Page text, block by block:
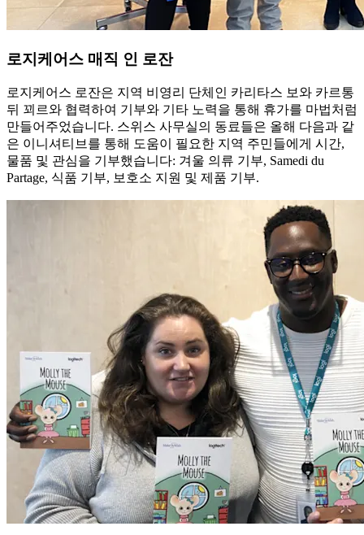
로지케어스 매직 인 로잔
로지케어스 로잔은 지역 비영리 단체인 카리타스 보와 카르통
뒤 꾀르와 협력하여 기부와 기타 노력을 통해 휴가를 마법처럼
만들어주었습니다. 스위스 사무실의 동료들은 올해 다음과 같
은 이니셔티브를 통해 도움이 필요한 지역 주민들에게 시간,
물품 및 관심을 기부했습니다: 겨울 의류 기부, Samedi du
Partage, 식품 기부, 보호소 지원 및 제품 기부.